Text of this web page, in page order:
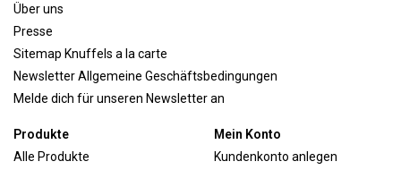
Über uns
Presse
Sitemap Knuffels a la carte
Newsletter Allgemeine Geschäftsbedingungen
Melde dich für unseren Newsletter an
Produkte
Alle Produkte
Mein Konto
Kundenkonto anlegen